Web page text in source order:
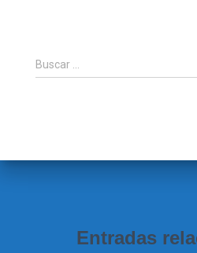
B
u
:
Buscar …
Entradas